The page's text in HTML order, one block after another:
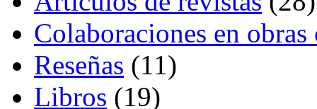
Colaboraciones en
Reseñas (11)
Libros (19)